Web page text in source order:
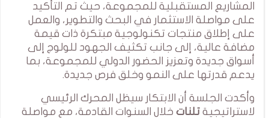
المشاريع المستقبلية للمجموعة، حيث تم التأكيد
على مواصلة الاستثمار في البحث والتطوير، والعمل
على إطلاق منتجات تكنولوجية مبتكرة ذات قيمة
مضافة عالية، إلى جانب تكثيف الجهود للولوج إلى
أسواق جديدة وتعزيز الحضور الدولي للمجموعة، بما
يدعم قدرتها على النمو وخلق فرص جديدة.
وأكدت الجلسة أن الابتكار سيظل المحرك الرئيسي
لاستراتيجية تلنات خلال السنوات القادمة، مع مواصلة